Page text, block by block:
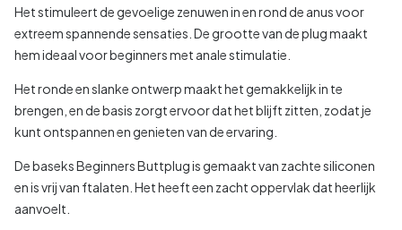
Het stimuleert de gevoelige zenuwen in en rond de anus voor
extreem spannende sensaties. De grootte van de plug maakt
hem ideaal voor beginners met anale stimulatie.
Het ronde en slanke ontwerp maakt het gemakkelijk in te
brengen, en de basis zorgt ervoor dat het blijft zitten, zodat je
kunt ontspannen en genieten van de ervaring.
De baseks Beginners Buttplug is gemaakt van zachte siliconen
en is vrij van ftalaten. Het heeft een zacht oppervlak dat heerlijk
aanvoelt.